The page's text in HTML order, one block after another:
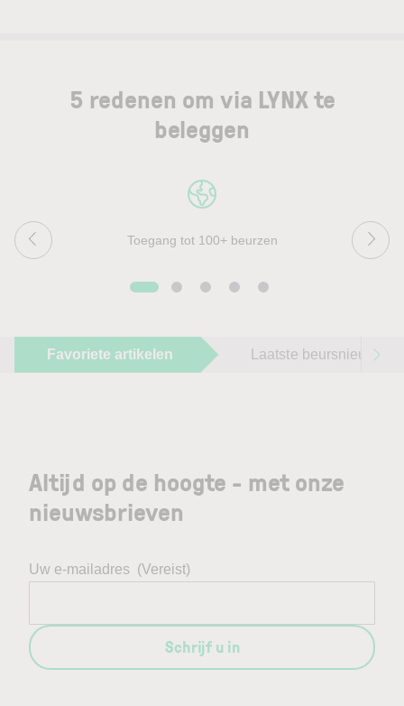
5 redenen om via LYNX te
beleggen
Toegang tot 100+ beurzen
Favoriete artikelen Laatste beursnieuws
Altijd op de hoogte - met onze
nieuwsbrieven
Uw e-mailadres (Vereist)
Schrijf u in